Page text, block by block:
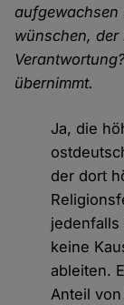
wünschen, der
übernimmt.
Ja, die
der dort
jedenfalls
keine
ableiten.
Anteil